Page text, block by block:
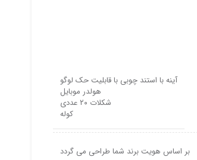
آینه با استند چوبی با قابلیت حک لوگو
هولدر موبایل
شکلات ۲۰ عددی
کوله
بر اساس هویت برند شما طراحی می گردد